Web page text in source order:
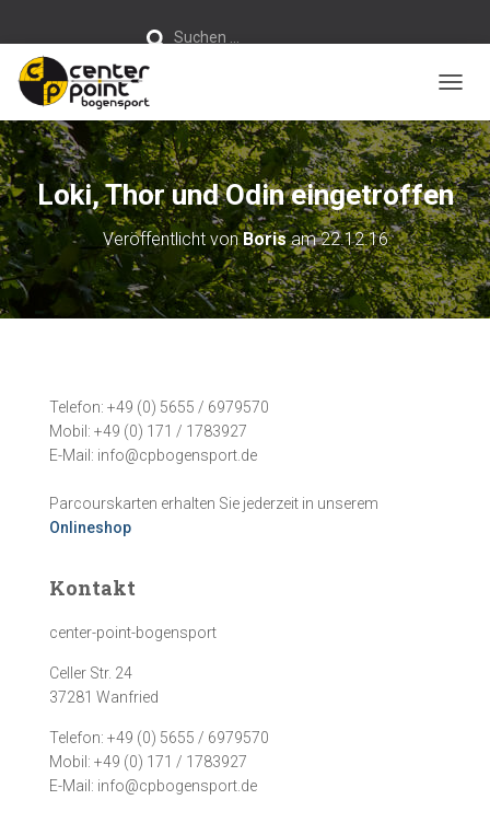
a
c
h
:
Suchen …
Loki, Thor und Odin eingetroffen
Veröffentlicht vonBorisam22.12.16
Telefon: +49 (0) 5655 / 6979570
Mobil: +49 (0) 171 / 1783927
E-Mail: info@cpbogensport.de
Parcourskarten erhalten Sie jederzeit in unserem
Onlineshop
Kontakt
center-point-bogensport
Celler Str. 24
37281 Wanfried
Telefon: +49 (0) 5655 / 6979570
Mobil: +49 (0) 171 / 1783927
E-Mail: info@cpbogensport.de